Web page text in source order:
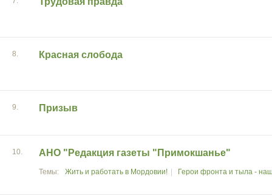
8. Красная слобода
9. Призыв
10. АНО "Редакция газеты "Примокшанье"
Жить и работать в Мордовии! Герои фронта и тыла -